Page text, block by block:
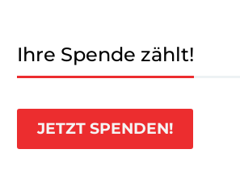
Ihre Spende zählt!
JETZT SPENDEN!